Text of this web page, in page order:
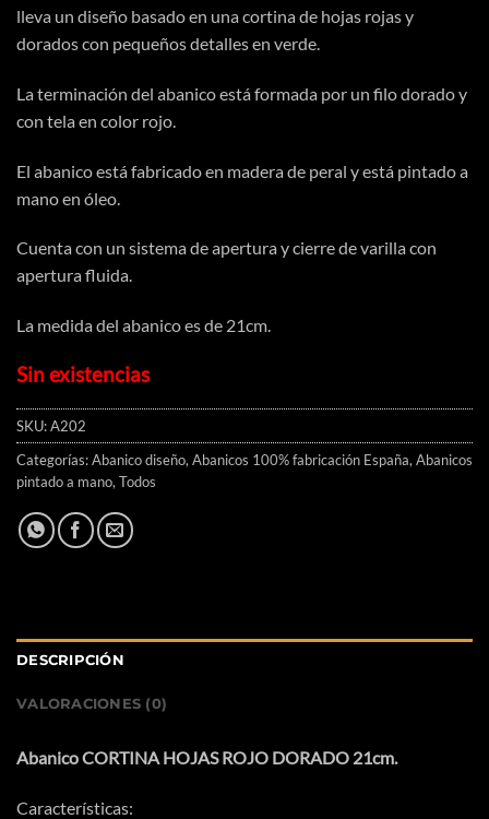
lleva un diseño basado en una cortina de hojas rojas y
dorados con pequeños detalles en verde.
La terminación del abanico está formada por un filo dorado y
con tela en color rojo.
El abanico está fabricado en madera de peral y está pintado a
mano en óleo.
Cuenta con un sistema de apertura y cierre de varilla con
apertura fluida.
La medida del abanico es de 21cm.
Sin existencias
SKU:A202
Categorías:Abanico diseño, Abanicos 100% fabricación España, Abanicos
pintado a mano, Todos
DESCRIPCIÓN
VALORACIONES (0)
Abanico CORTINA HOJAS ROJO DORADO 21cm.
Características: